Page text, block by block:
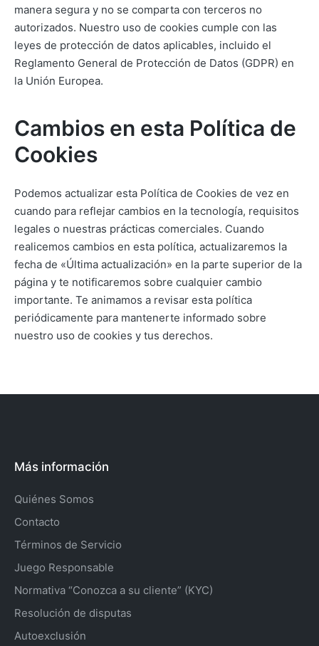
manera segura y no se comparta con terceros no
autorizados. Nuestro uso de cookies cumple con las
leyes de protección de datos aplicables, incluido el
Reglamento General de Protección de Datos (GDPR) en
la Unión Europea.
Cambios en esta Política de
Cookies
Podemos actualizar esta Política de Cookies de vez en
cuando para reflejar cambios en la tecnología, requisitos
legales o nuestras prácticas comerciales. Cuando
realicemos cambios en esta política, actualizaremos la
fecha de «Última actualización» en la parte superior de la
página y te notificaremos sobre cualquier cambio
importante. Te animamos a revisar esta política
periódicamente para mantenerte informado sobre
nuestro uso de cookies y tus derechos.
Más información
Quiénes Somos
Contacto
Términos de Servicio
Juego Responsable
Normativa “Conozca a su cliente” (KYC)
Resolución de disputas
Autoexclusión